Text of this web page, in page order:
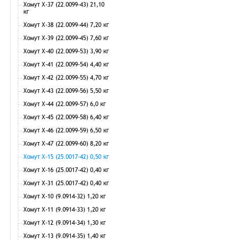
Хомут Х-37 (22.0099-43) 21,10
кг
Хомут Х-38 (22.0099-44) 7,20 кг
Хомут Х-39 (22.0099-45) 7,60 кг
Хомут Х-40 (22.0099-53) 3,90 кг
Хомут Х-41 (22.0099-54) 4,40 кг
Хомут Х-42 (22.0099-55) 4,70 кг
Хомут Х-43 (22.0099-56) 5,50 кг
Хомут Х-44 (22.0099-57) 6,0 кг
Хомут Х-45 (22.0099-58) 6,40 кг
Хомут Х-46 (22.0099-59) 6,50 кг
Хомут Х-47 (22.0099-60) 8,20 кг
Хомут Х-15 (25.0017-42) 0,50 кг
Хомут Х-16 (25.0017-42) 0,40 кг
Хомут Х-31 (25.0017-42) 0,40 кг
Хомут Х-10 (9.0914-32) 1,20 кг
Хомут Х-11 (9.0914-33) 1,20 кг
Хомут Х-12 (9.0914-34) 1,30 кг
Хомут Х-13 (9.0914-35) 1,40 кг